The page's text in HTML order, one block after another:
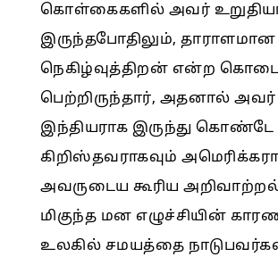
கொள்கைகளில் அவர்
இருந்தபோதிலும், தாராளமான
நெகிழ்வுத்திறன் என்ற
பெற்றிருந்தார், அதனால் அவர்
இந்தியராக இருந்து கொண்டே
கிறிஸ்தவராகவும்
அவருடைய கூரிய
மிகுந்த மன எழுச்சியின்
உலகில் சமயத்தை